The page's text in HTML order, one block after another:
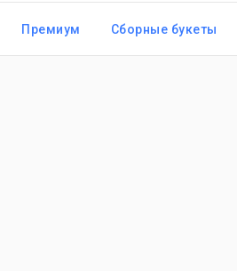
Премиум Сборные букеты